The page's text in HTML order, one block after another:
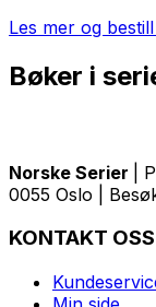
Les mer og
Bøker i
Norske Serier
|
0055 Oslo |
KONTAKT OSS